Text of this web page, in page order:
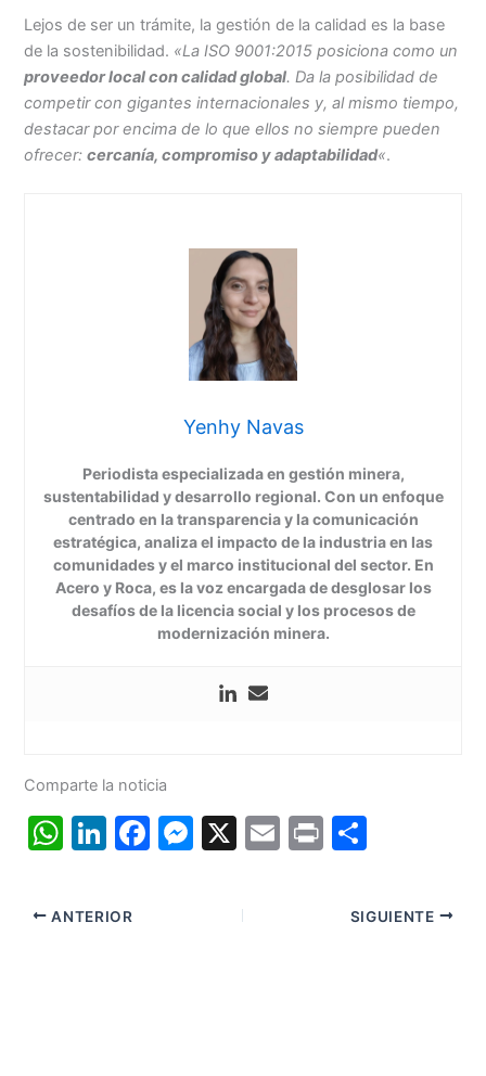
Lejos de ser un trámite, la gestión de la calidad es la base
de la sostenibilidad. «La ISO 9001:2015 posiciona como un
proveedor local con calidad global. Da la posibilidad de
competir con gigantes internacionales y, al mismo tiempo,
destacar por encima de lo que ellos no siempre pueden
ofrecer:cercanía, compromiso y adaptabilidad«.
Yenhy Navas
Periodista especializada en gestión minera,
sustentabilidad y desarrollo regional. Con un enfoque
centrado en la transparencia y la comunicación
estratégica, analiza el impacto de la industria en las
comunidades y el marco institucional del sector. En
Acero y Roca, es la voz encargada de desglosar los
desafíos de la licencia social y los procesos de
modernización minera.
Comparte la noticia
W
at
s
Li
k
e
F
M X
E
Pr
m
p
ANTERIOR SIGUIENTE